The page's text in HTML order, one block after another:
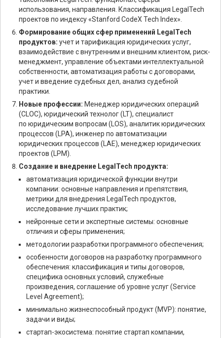
использования, направления. Классификация LegalTech
проектов по индексу «Stanford CodeX Tech Index».
Формирование общих сфер применений LegalTech
продуктов: учет и тарификация юридических услуг,
взаимодействие с внутренним и внешним клиентом, риск-
менеджмент, управление объектами интеллектуальной
собственности, автоматизация работы с договорами,
учет и введение судебных дел, анализ судебной
практики.
Новые профессии: Менеджер юридических операций
(CLOC), юридический технолог (LT), специалист
по юридическим вопросам (LOS), аналитик юридических
процессов (LPA), инженер по автоматизации
юридических процессов (LAE), менеджер юридических
проектов (LPM).
Создание и внедрение LegalTech продукта:
автоматизация юридической функции внутри
компании: основные направления и препятствия,
метрики для внедрения LegalTech продуктов,
исследование лучших практик;
нейронные сети и экспертные системы: основные
отличия и сферы применения;
методологии разработки программного обеспечения;
особенности договоров на разработку программного
обеспечения: классификация и типы договоров,
специфика основных условий, служебные
произведения, соглашение об уровне услуг (Service
Level Agreement);
минимально жизнеспособный продукт (MVP): понятие,
задачи и виды;
стартап-экосистема: понятие стартап компании,